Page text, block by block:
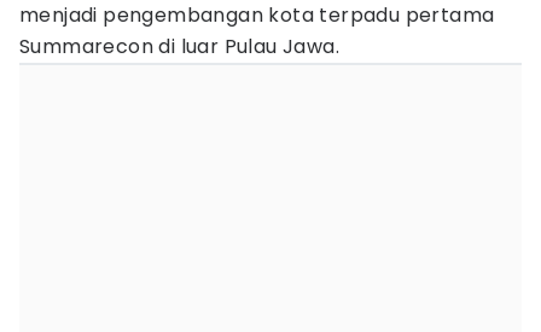
menjadi pengembangan kota terpadu pertama
Summarecon di luar Pulau Jawa.